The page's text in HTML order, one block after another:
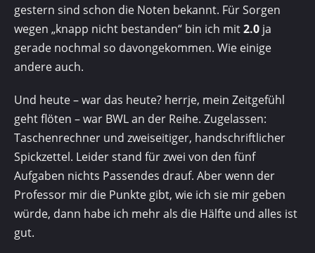
gestern sind schon die Noten bekannt. Für Sorgen
wegen „knapp nicht bestanden“ bin ich mit2.0 ja
gerade nochmal so davongekommen. Wie einige
andere auch.
Und heute – war das heute? herrje, mein Zeitgefühl
geht flöten – war BWL an der Reihe. Zugelassen:
Taschenrechner und zweiseitiger, handschriftlicher
Spickzettel. Leider stand für zwei von den fünf
Aufgaben nichts Passendes drauf. Aber wenn der
Professor mir die Punkte gibt, wie ich sie mir geben
würde, dann habe ich mehr als die Hälfte und alles ist
gut.